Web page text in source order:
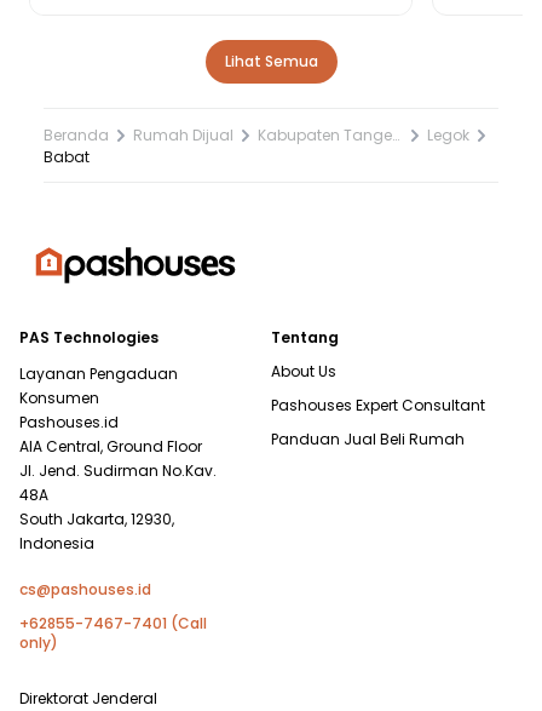
Lihat Semua
Beranda Rumah Dijual Kabupaten Tangerang
Legok
Babat
PAS Technologies
Layanan Pengaduan
Konsumen
Pashouses.id
AIA Central, Ground Floor
Jl. Jend. Sudirman No.Kav.
48A
South Jakarta, 12930,
Indonesia
cs@pashouses.id
+62855-7467-7401 (Call
only)
Direktorat Jenderal
Tentang
About Us
Pashouses Expert Consultant
Panduan Jual Beli Rumah